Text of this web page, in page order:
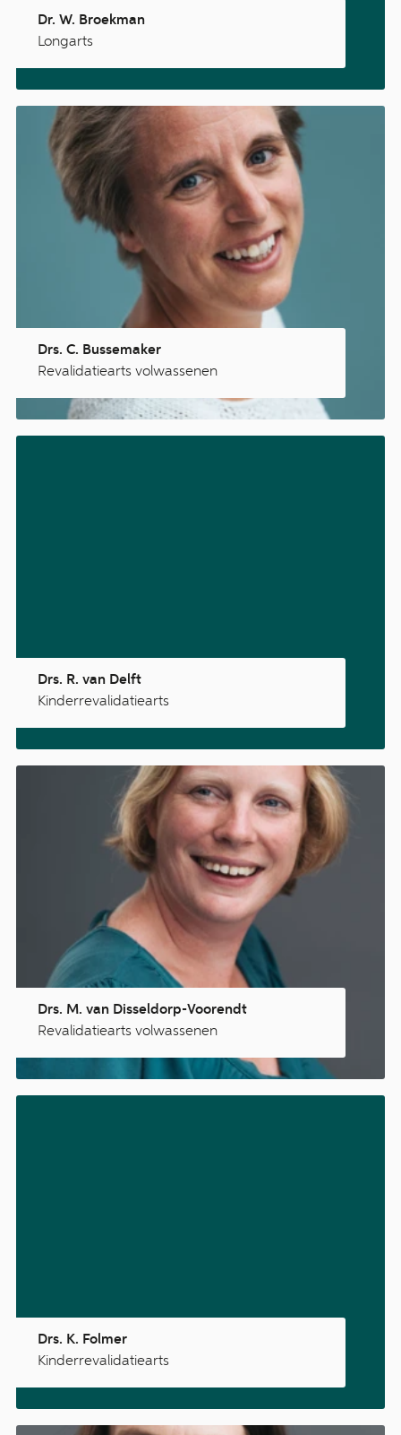
Dr. W. Broekman
Longarts
Drs. C. Bussemaker
Revalidatiearts volwassenen
Drs. R. van Delft
Kinderrevalidatiearts
Drs. M. van Disseldorp-Voorendt
Revalidatiearts volwassenen
Drs. K. Folmer
Kinderrevalidatiearts